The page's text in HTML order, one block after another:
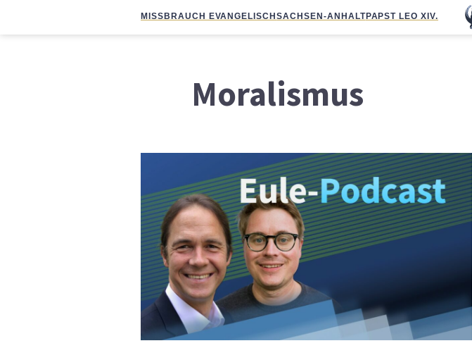
MISSBRAUCH EVANGELISCHSACHSEN-ANHALTPAPST LEO XIV.
Moralismus